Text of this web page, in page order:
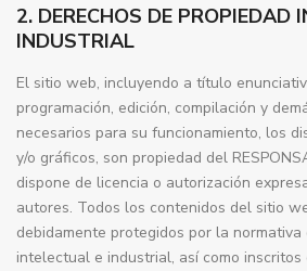
2. DERECHOS DE PROPIEDAD
INDUSTRIAL
El sitio web, incluyendo a título
programación, edición, compilación y
necesarios para su funcionamiento, los
y/o gráficos, son propiedad del
dispone de licencia o autorización
autores. Todos los contenidos del sitio
debidamente protegidos por la normativa
intelectual e industrial, así como